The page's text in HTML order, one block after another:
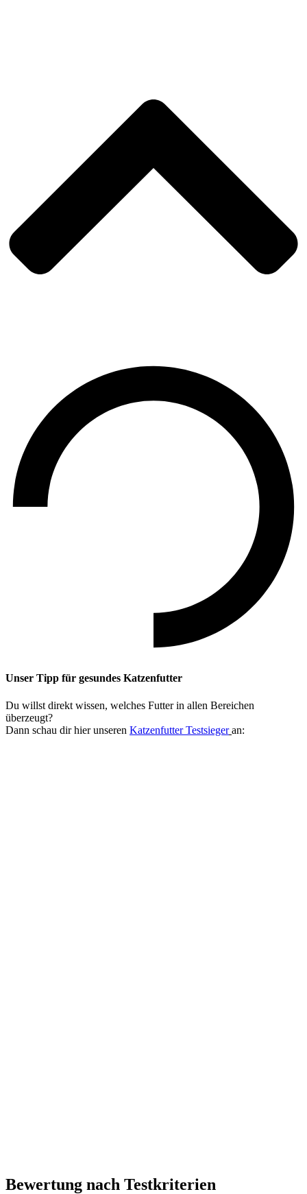
Unser Tipp für gesundes Katzenfutter
Du willst direkt wissen, welches Futter in allen Bereichen
überzeugt?
Dann schau dir hier unseren Katzenfutter Testsieger an:
Bewertung nach Testkriterien